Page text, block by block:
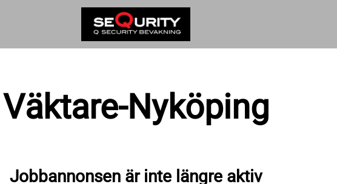
Väktare-Nyköping
Jobbannonsen är inte längre aktiv